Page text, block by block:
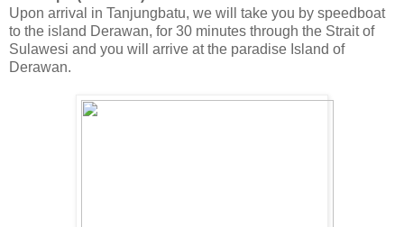
Upon arrival in Tanjungbatu, we will take you by speedboat
to the island Derawan, for 30 minutes through the Strait of
Sulawesi and you will arrive at the paradise Island of
Derawan.